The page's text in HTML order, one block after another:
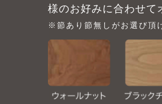
様のお好みに合わせて
※節あり節無しがお選び頂